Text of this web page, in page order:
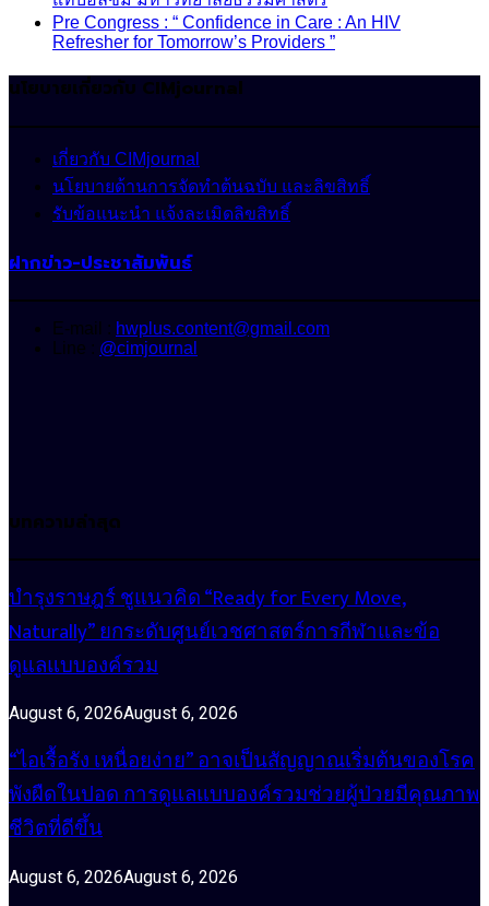
Pre Congress : “ Confidence in Care : An HIV
Refresher for Tomorrow’s Providers ”
นโยบายเกี่ยวกับ CIMjournal
เกี่ยวกับ CIMjournal
นโยบายด้านการจัดทำต้นฉบับ และลิขสิทธิ์
รับข้อแนะนำ แจ้งละเมิดลิขสิทธิ์
ฝากข่าว-ประชาสัมพันธ์
E-mail : hwplus.content@gmail.com
Line : @cimjournal
บทความล่าสุด
บำรุงราษฎร์ ชูแนวคิด “Ready for Every Move,
Naturally” ยกระดับศูนย์เวชศาสตร์การกีฬาและข้อ
ดูแลแบบองค์รวม
August 6, 2026August 6, 2026
“ไอเรื้อรัง เหนื่อยง่าย” อาจเป็นสัญญาณเริ่มต้นของโรค
พังผืดในปอด การดูแลแบบองค์รวมช่วยผู้ป่วยมีคุณภาพ
ชีวิตที่ดีขึ้น
August 6, 2026August 6, 2026